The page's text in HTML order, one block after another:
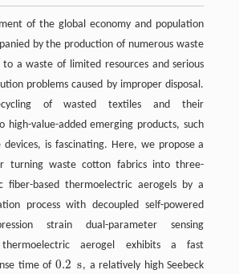
of the global economy and population
by the production of numerous waste
to a waste of limited resources and serious
problems caused by improper disposal.
of wasted textiles and their
high-value-added emerging products, such
is fascinating. Here, we propose a
turning waste cotton fabrics into three-
fiber-based thermoelectric aerogels by a
process with decoupled self-powered
strain dual-parameter sensing
aerogel exhibits a fast
time of 0.2 s
0.2 s , a relatively high Seebeck